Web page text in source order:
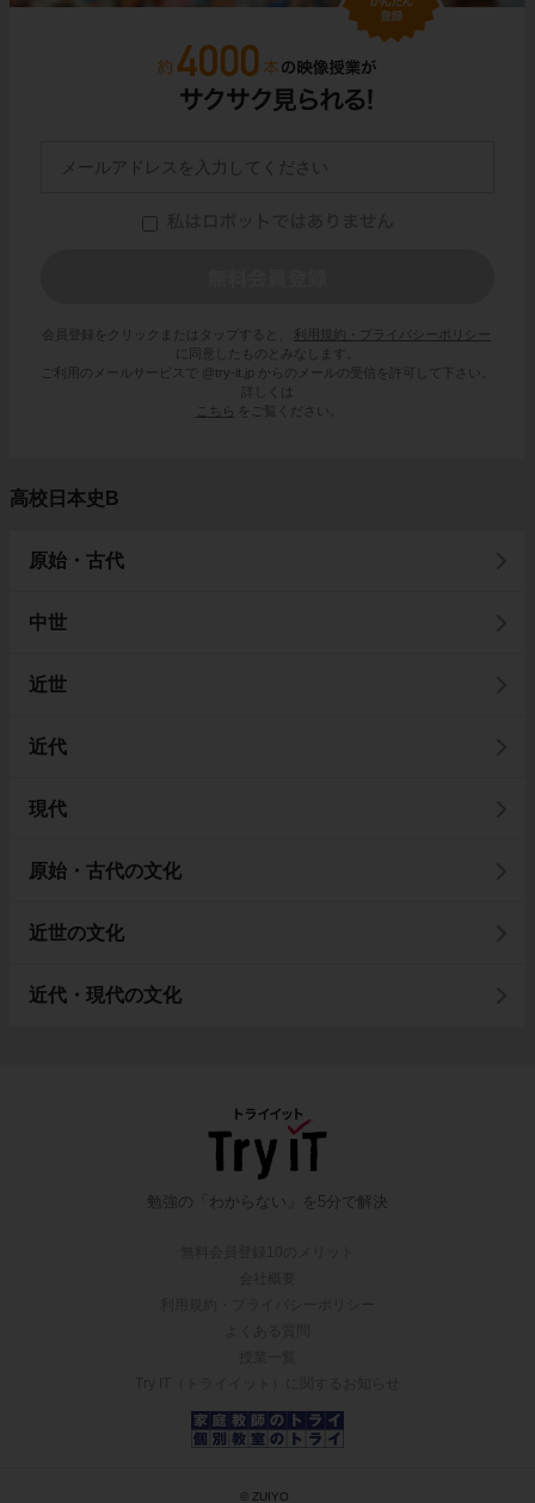
会員登録をクリックまたはタップすると、
利用規約・プライバシーポリシー
に同意したものとみなします。
ご利用のメールサービスで @try-it.jp からのメールの受信を許可して下さい。
詳しくは
こちら
をご覧ください。
高校日本史B
原始・古代
中世
近世
近代
現代
原始・古代の文化
近世の文化
近代・現代の文化
勉強の「わからない」を5分で解決
© ZUIYO